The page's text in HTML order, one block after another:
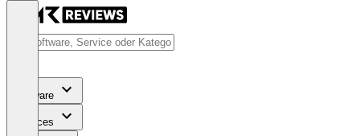
Software
Services